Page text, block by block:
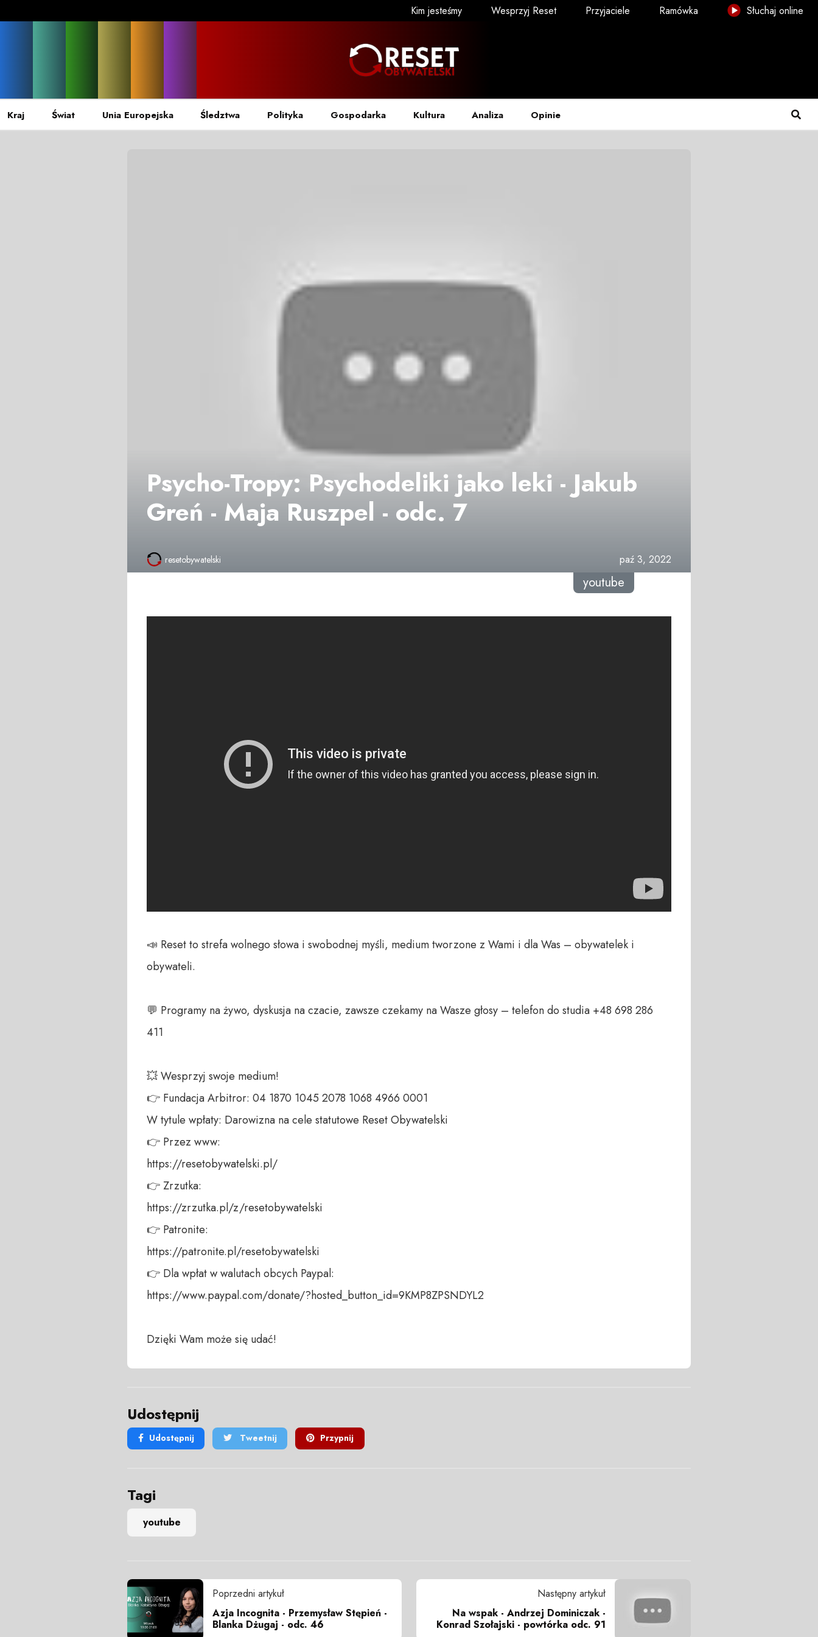
Kim jesteśmy Wesprzyj Reset Przyjaciele Ramówka Słuchaj online
Kraj Świat Unia Europejska Śledztwa Polityka Gospodarka Kultura Analiza Opinie
Psycho-Tropy: Psychodeliki jako leki - Jakub
Greń - Maja Ruszpel - odc. 7
resetobywatelski paź 3, 2022
youtube
📣 Reset to strefa wolnego słowa i swobodnej myśli, medium tworzone z Wami i dla Was – obywatelek i
obywateli.
💬 Programy na żywo, dyskusja na czacie, zawsze czekamy na Wasze głosy – telefon do studia +48 698 286
411
💥 Wesprzyj swoje medium!
👉 Fundacja Arbitror: 04 1870 1045 2078 1068 4966 0001
W tytule wpłaty: Darowizna na cele statutowe Reset Obywatelski
👉 Przez www:
https://resetobywatelski.pl/
👉 Zrzutka:
https://zrzutka.pl/z/resetobywatelski
👉 Patronite:
https://patronite.pl/resetobywatelski
👉 Dla wpłat w walutach obcych Paypal:
https://www.paypal.com/donate/?hosted_button_id=9KMP8ZPSNDYL2
Dzięki Wam może się udać!
Udostępnij
Udostępnij Tweetnij Przypnij
Tagi
youtube
Poprzedni artykuł
Azja Incognita - Przemysław Stępień -
Blanka Dżugaj - odc. 46
Następny artykuł
Na wspak - Andrzej Dominiczak -
Konrad Szołajski - powtórka odc. 91